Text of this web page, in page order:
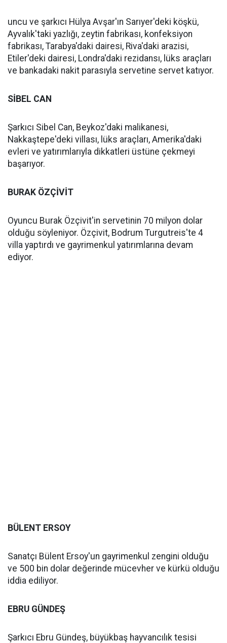
uncu ve şarkıcı Hülya Avşar'ın Sarıyer'deki köşkü,
Ayvalık'taki yazlığı, zeytin fabrikası, konfeksiyon
fabrikası, Tarabya'daki dairesi, Riva'daki arazisi,
Etiler'deki dairesi, Londra'daki rezidansı, lüks araçları
ve bankadaki nakit parasıyla servetine servet katıyor.
SİBEL CAN
Şarkıcı Sibel Can, Beykoz'daki malikanesi,
Nakkaştepe'deki villası, lüks araçları, Amerika'daki
evleri ve yatırımlarıyla dikkatleri üstüne çekmeyi
başarıyor.
BURAK ÖZÇİVİT
Oyuncu Burak Özçivit'in servetinin 70 milyon dolar
olduğu söyleniyor. Özçivit, Bodrum Turgutreis'te 4
villa yaptırdı ve gayrimenkul yatırımlarına devam
ediyor.
BÜLENT ERSOY
Sanatçı Bülent Ersoy'un gayrimenkul zengini olduğu
ve 500 bin dolar değerinde mücevher ve kürkü olduğu
iddia ediliyor.
EBRU GÜNDEŞ
Şarkıcı Ebru Gündeş, büyükbaş hayvancılık tesisi